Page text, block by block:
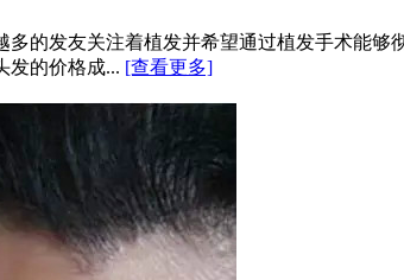
多的发友关注着植发并希望通过植发手术能
发的价格成... [查看更多]